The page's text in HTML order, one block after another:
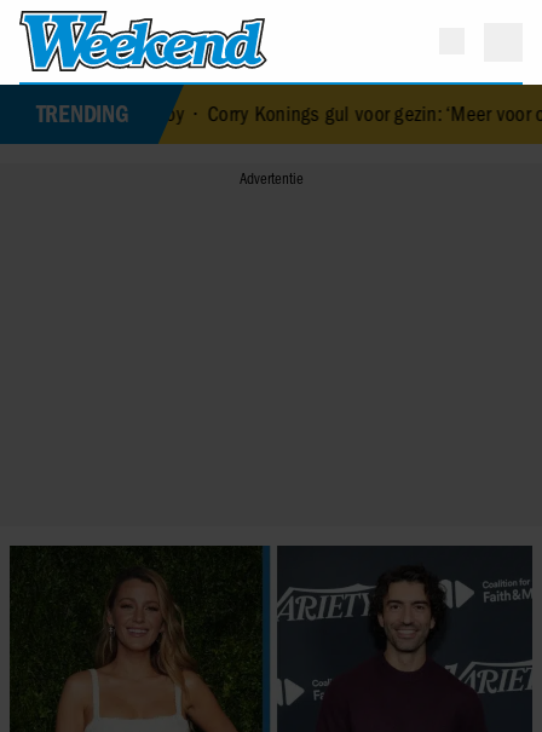
TRENDING
baby • Corry Konings gul voor gezin: ‘Meer voor over dan voor